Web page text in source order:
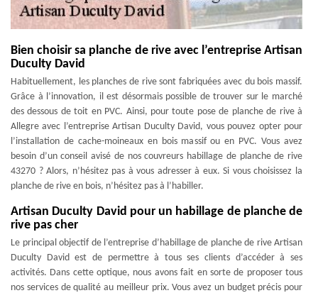
Bien choisir sa planche de rive avec l’entreprise Artisan
Duculty David
Habituellement, les planches de rive sont fabriquées avec du bois massif.
Grâce à l’innovation, il est désormais possible de trouver sur le marché
des dessous de toit en PVC. Ainsi, pour toute pose de planche de rive à
Allegre avec l’entreprise Artisan Duculty David, vous pouvez opter pour
l’installation de cache-moineaux en bois massif ou en PVC. Vous avez
besoin d’un conseil avisé de nos couvreurs habillage de planche de rive
43270 ? Alors, n’hésitez pas à vous adresser à eux. Si vous choisissez la
planche de rive en bois, n’hésitez pas à l’habiller.
Artisan Duculty David pour un habillage de planche de
rive pas cher
Le principal objectif de l’entreprise d’habillage de planche de rive Artisan
Duculty David est de permettre à tous ses clients d’accéder à ses
activités. Dans cette optique, nous avons fait en sorte de proposer tous
nos services de qualité au meilleur prix. Vous avez un budget précis pour